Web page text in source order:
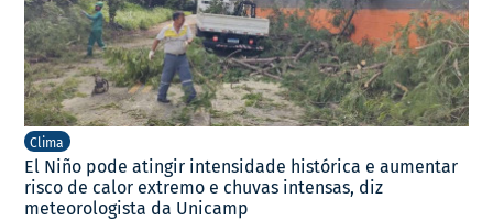
Clima
El Niño pode atingir intensidade histórica e aumentar
risco de calor extremo e chuvas intensas, diz
meteorologista da Unicamp